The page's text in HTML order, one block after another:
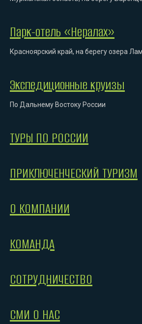
Парк-отель «Нералах»
Красноярский край, на берегу озера
Экспедиционные круизы
По Дальнему Востоку России
ТУРЫ ПО РОССИИ
ПРИКЛЮЧЕНЧЕСКИЙ ТУРИЗМ
О КОМПАНИИ
КОМАНДА
СОТРУДНИЧЕСТВО
СМИ О НАС